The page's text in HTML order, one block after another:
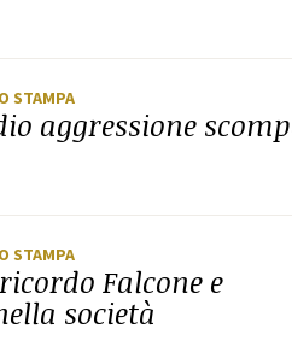
STAMPA
aggressione
STAMPA
Falcone e
società